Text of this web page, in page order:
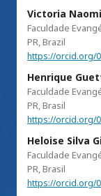
Victoria
Faculdade
PR, Brazil
https://orcid.org/
Henrique
Faculdade
PR, Brasil
https://orcid.org/
Heloise Silva
Faculdade
PR, Brasil
https://orcid.org/